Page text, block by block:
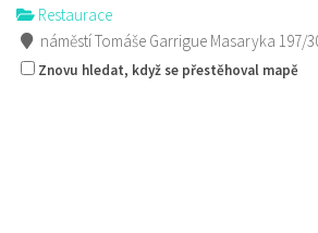
Restaurace
náměstí Tomáše Garrigue Masaryka 197/
774700414774700414
Znovu hledat, když se přestěhoval mapě